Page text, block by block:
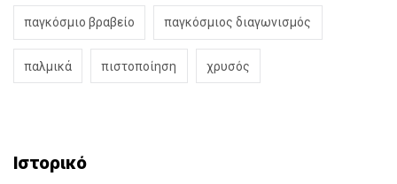
παγκόσμιο βραβείο παγκόσμιος διαγωνισμός
παλμικά πιστοποίηση χρυσός
Ιστορικό